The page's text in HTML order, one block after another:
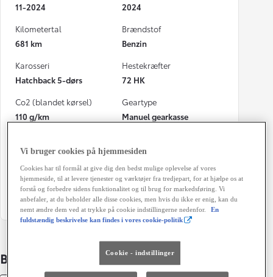
11-2024
2024
Kilometertal
681 km
Brændstof
Benzin
Karosseri
Hatchback 5-dørs
Hestekræfter
72 HK
Co2 (blandet kørsel)
110 g/km
Geartype
Manuel gearkasse
Celestite Grey
Energiklasse
Grøn ejerafgift (årligt)
1.400 kr.
Bildetaljer
Vi bruger cookies på hjemmesiden
Cookies har til formål at give dig den bedst mulige oplevelse af vores
hjemmeside, til at levere tjenester og værktøjer fra tredjepart, for at hjælpe os at
forstå og forbedre sidens funktionalitet og til brug for markedsføring. Vi
anbefaler, at du beholder alle disse cookies, men hvis du ikke er enig, kan du
nemt ændre dem ved at trykke på cookie indstillingerne nedenfor.
En
fuldstændig beskrivelse kan findes i vores cookie-politik
Cookie - indstillinger